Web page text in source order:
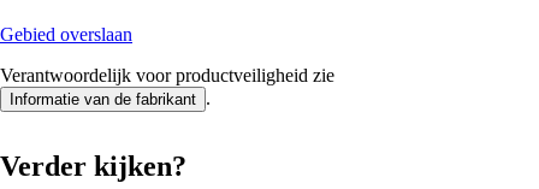
Gebied overslaan
Verantwoordelijk voor productveiligheid zie
Informatie van de fabrikant .
Verder kijken?